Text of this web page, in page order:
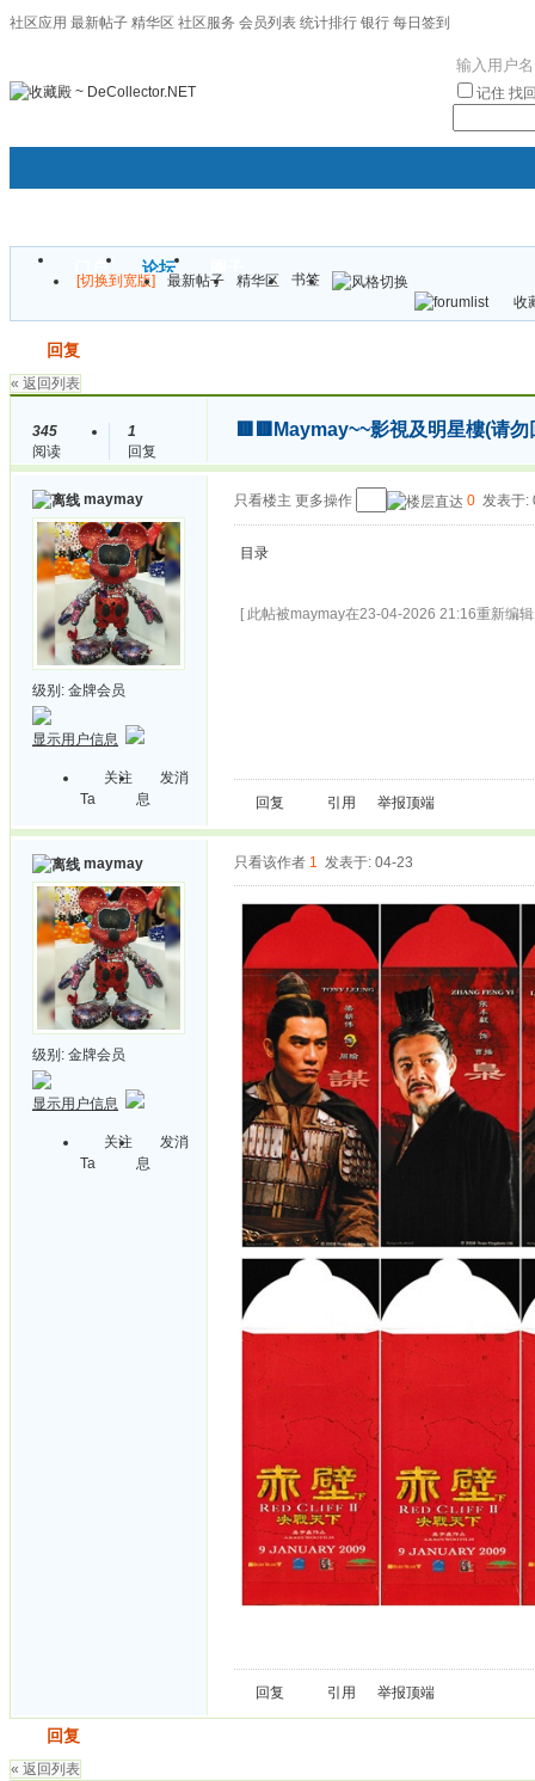
社区应用 最新帖子 精华区 社区服务 会员列表 统计排行 银行 每日签到
记住 找
门户 论坛
[切换到宽版] 最新帖子 精华区
书签
收
回复
« 返回列表
345
阅读
1
回复
🟥🟥Maymay~~影視及明星樓(请勿
maymay
级别: 金牌会员
显示用户信息
关注
Ta
发消
息
只看楼主 更多操作 0 发表于:
目录
[ 此帖被maymay在23-04-2026 21:16重新编
回复 引用 举报顶端
maymay
级别: 金牌会员
显示用户信息
关注
Ta
发消
息
只看该作者 1 发表于: 04-23
回复 引用 举报顶端
回复
« 返回列表